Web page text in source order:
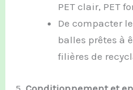
PET clair, PET
De compacter
balles prêtes à
filières de